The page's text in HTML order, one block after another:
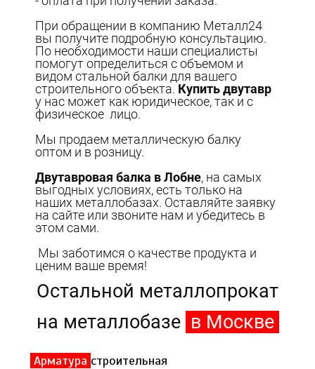
При обращении в компанию Металл24
вы получите подробную консультацию.
По необходимости наши специалисты
помогут определиться с объемом и
видом стальной балки для вашего
строительного объекта. Купить двутавр
у нас может как юридическое, так и с
физическое лицо.
Мы продаем металлическую балку
оптом и в розницу.
Двутавровая балка в Лобне, на самых
выгодных условиях, есть только на
наших металлобазах. Оставляйте заявку
на сайте или звоните нам и убедитесь в
этом сами.
Мы заботимся о качестве продукта и
ценим ваше время!
Остальной металлопрокат
на металлобазе в Москве
Арматура строительная